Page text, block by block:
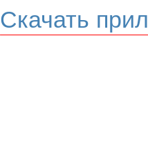
Скачать